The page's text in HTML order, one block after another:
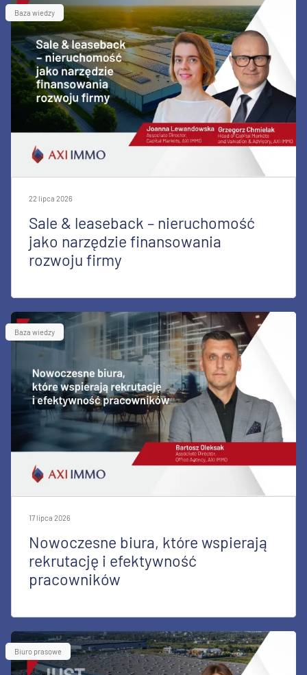
Baza wiedzy
22 lipca 2026
Sale & leaseback – nieruchomość
jako narzędzie finansowania
rozwoju firmy
Baza wiedzy
17 lipca 2026
Nowoczesne biura, które wspierają
rekrutację i efektywność
pracowników
Biuro prasowe